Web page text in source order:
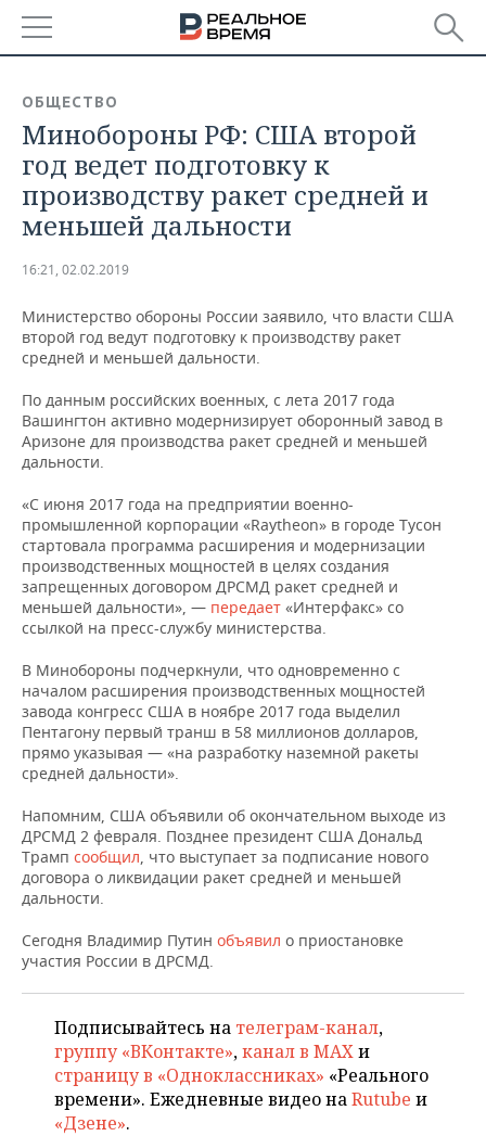
БАШКОРТОСТАН
ТАТАРСТАН
УДМУРТИЯ
НОВОСТИ
АНАЛИТИКА
НОВОСТИ АНАЛИТИКИ
ДЕКЛАРАЦИИ О ДОХОДАХ
КОРОЛИ ГОСЗАКАЗА ПФО
КОМУ ПРИНАДЛЕЖАТ
ТОРГОВЫЕ ЦЕНТРЫ
ТАТАРСТАНА
ЭКОНОМИКА
НОВОСТИ ЭКОНОМИКИ
ФИНАНСЫ
БЮДЖЕТ
ИНВЕСТИЦИИ
ПРОМЫШЛЕННОСТЬ
НОВОСТИ
ПРОМЫШЛЕННОСТИ
АГРОПРОМ
МАШИНОСТРОЕНИЕ
НЕФТЬ
ОПК
ЭНЕРГЕТИКА
НЕДВИЖИМОСТЬ
НОВОСТИ АВТО
БИЗНЕС
НОВОСТИ БИЗНЕСА
РОЗНИЧНАЯ ТОРГОВЛЯ
ТРАНСПОРТ
УСЛУГИ
НОВОСТИ ТЕХНОЛОГИЙ
IT
МЕДИА
ТЕЛЕКОММУНИКАЦИИ
МЕРОПРИЯТИЯ
НОВОСТИ МЕРОПРИЯТИЙ
ВЫЕЗДНАЯ РЕДАКЦИЯ
БИЗНЕС-БРАНЧИ
ONLINE-КОНФЕРЕНЦИИ
ОТКРЫТАЯ ЛЕКЦИЯ
СПОРТ
НОВОСТИ СПОРТА
ФУТБОЛ
ХОККЕЙ
БАСКЕТБОЛ
ВОЛЕЙБОЛ
КИБЕРСПОРТ
ВОДНЫЕ ВИДЫ СПОРТА
ХОККЕЙ С МЯЧОМ
ОБЩЕСТВО
НОВОСТИ ОБЩЕСТВА
ВЛАСТЬ
ИНФРАСТРУКТУРА
ИСТОРИЯ
КУЛЬТУРА
ПРОИСШЕСТВИЯ
ФОТОГАЛЕРЕЯ
СЮЖЕТЫ
СПРАВОЧНИК
СПИСОК ПЕРСОН
СПИСОК КОМПАНИЙ
ПОЛНАЯ ВЕРСИЯ
ОБЩЕСТВО
Минобороны РФ: США второй
год ведет подготовку к
производству ракет средней и
меньшей дальности
16:21, 02.02.2019
Министерство обороны России заявило, что власти США
второй год ведут подготовку к производству ракет
средней и меньшей дальности.
По данным российских военных, с лета 2017 года
Вашингтон активно модернизирует оборонный завод в
Аризоне для производства ракет средней и меньшей
дальности.
«С июня 2017 года на предприятии военно-
промышленной корпорации «Raytheon» в городе Тусон
стартовала программа расширения и модернизации
производственных мощностей в целях создания
запрещенных договором ДРСМД ракет средней и
меньшей дальности», — передает «Интерфакс» со
ссылкой на пресс-службу министерства.
В Минобороны подчеркнули, что одновременно с
началом расширения производственных мощностей
завода конгресс США в ноябре 2017 года выделил
Пентагону первый транш в 58 миллионов долларов,
прямо указывая — «на разработку наземной ракеты
средней дальности».
Напомним, США объявили об окончательном выходе из
ДРСМД 2 февраля. Позднее президент США Дональд
Трамп сообщил, что выступает за подписание нового
договора о ликвидации ракет средней и меньшей
дальности.
Сегодня Владимир Путин объявил о приостановке
участия России в ДРСМД.
Подписывайтесь на телеграм-канал,
группу «ВКонтакте»,канал в MAXи
страницу в «Одноклассниках» «Реального
времени». Ежедневные видео наRutube и
«Дзене».